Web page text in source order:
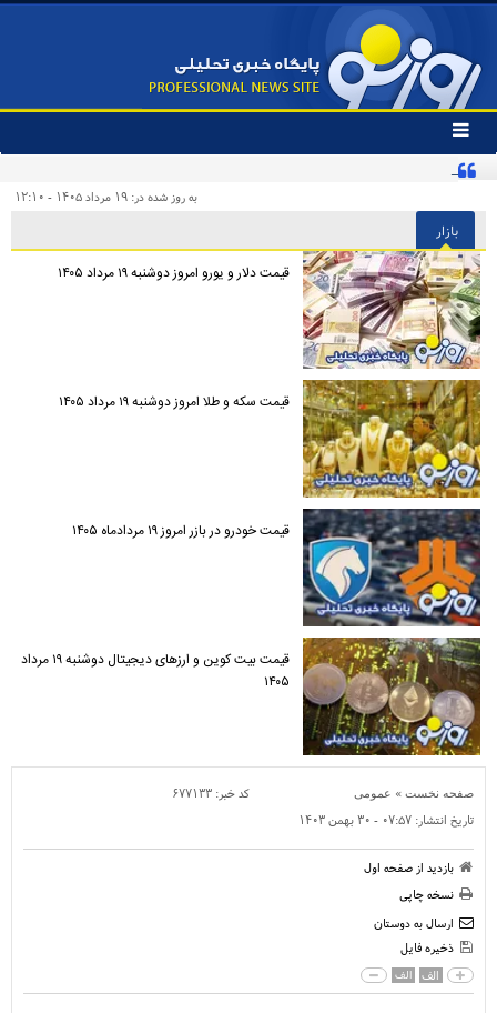
تغییر
وضعیت
منوی
ها
به روز شده در: ۱۹ مرداد ۱۴۰۵ - ۱۲:۱۰
بازار
قیمت دلار و یورو امروز دوشنبه ۱۹ مرداد ۱۴۰۵
قیمت سکه و طلا امروز دوشنبه ۱۹ مرداد ۱۴۰۵
قیمت خودرو در بازر امروز ۱۹ مردادماه ۱۴۰۵
قیمت بیت کوین و ارز‌های دیجیتال دوشنبه ۱۹ مرداد
۱۴۰۵
صفحه نخست » عمومی کد خبر: ۶۷۷۱۳۳
تاریخ انتشار: ۰۷:۵۷ - ۳۰ بهمن ۱۴۰۳
بازدید از صفحه اول
نسخه چاپی
ارسال به دوستان
ذخیره فایل
الف الف